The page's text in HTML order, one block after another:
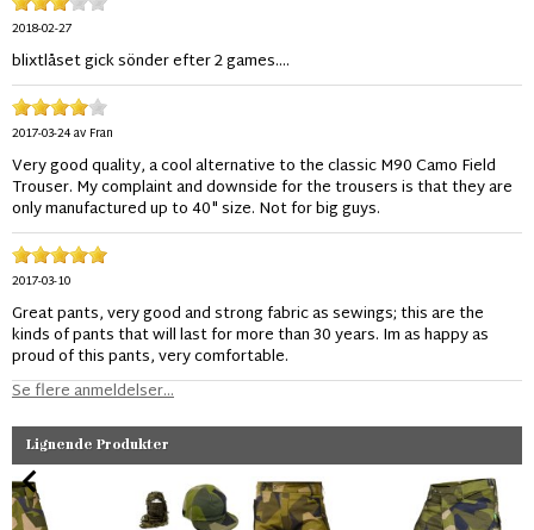
2018-02-27
blixtlåset gick sönder efter 2 games....
2017-03-24av Fran
Very good quality, a cool alternative to the classic M90 Camo Field
Trouser. My complaint and downside for the trousers is that they are
only manufactured up to 40" size. Not for big guys.
2017-03-10
Great pants, very good and strong fabric as sewings; this are the
kinds of pants that will last for more than 30 years. Im as happy as
proud of this pants, very comfortable.
Se flere anmeldelser...
Lignende Produkter